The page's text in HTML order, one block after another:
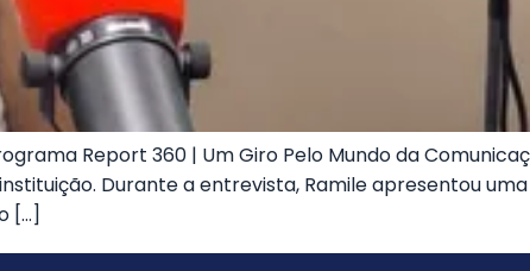
Report 360 | Um Giro Pelo Mundo da
Durante a entrevista, Ramile apresentou
[…]